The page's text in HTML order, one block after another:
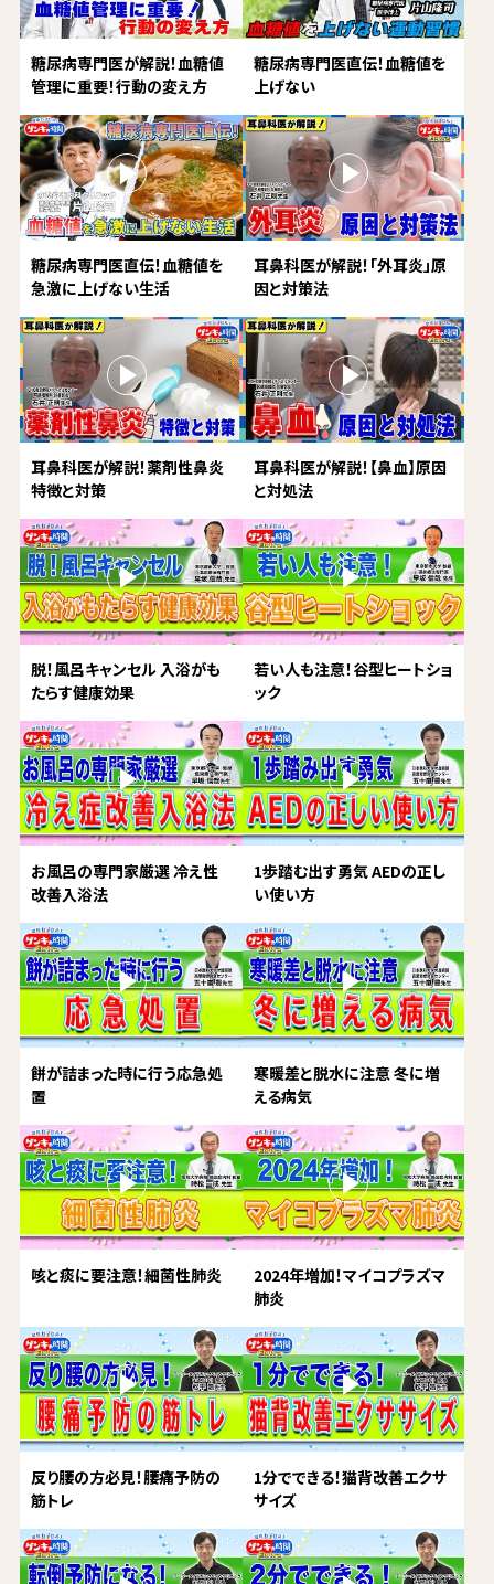
糖尿病専門医が解説！血糖値
管理に重要！行動の変え方
糖尿病専門医直伝！血糖値を
上げない
糖尿病専門医直伝！血糖値を
急激に上げない生活
耳鼻科医が解説！「外耳炎」原
因と対策法
耳鼻科医が解説！薬剤性鼻炎
特徴と対策
耳鼻科医が解説！【鼻血】原因
と対処法
脱！風呂キャンセル 入浴がも
たらす健康効果
若い人も注意！谷型ヒートショ
ック
お風呂の専門家厳選 冷え性
改善入浴法
1歩踏む出す勇気 AEDの正し
い使い方
餅が詰まった時に行う応急処
置
寒暖差と脱水に注意 冬に増
える病気
咳と痰に要注意！細菌性肺炎
2024年増加！マイコプラズマ
肺炎
反り腰の方必見！腰痛予防の
筋トレ
1分でできる！猫背改善エクサ
サイズ